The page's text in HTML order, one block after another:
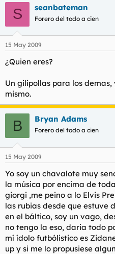
S seanbateman
Forero del todo a cien
15 May 2009
¿Quien eres?
Un gilipollas para los
mismo.
B Bryan Adams
Forero del todo a cien
15 May 2009
Yo soy un chavalote muy
la música por encima de
giorgi ,me peino a lo Elvis
las rubias desde que estuve
en el báltico, soy un vago,
no tengo la eso, daria todo
mí ídolo futbólistico es
up y si me lo propusiese